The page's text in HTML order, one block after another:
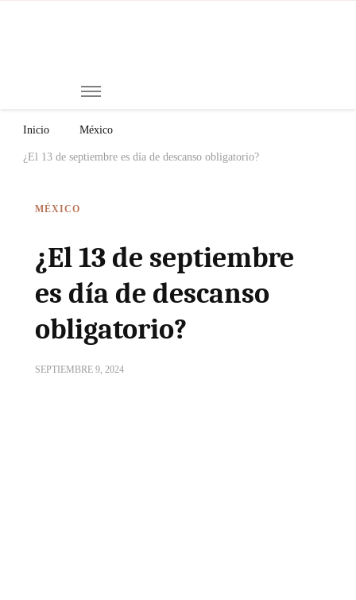
Inicio México
¿El 13 de septiembre es día de descanso obligatorio?
MÉXICO
¿El 13 de septiembre
es día de descanso
obligatorio?
SEPTIEMBRE 9, 2024